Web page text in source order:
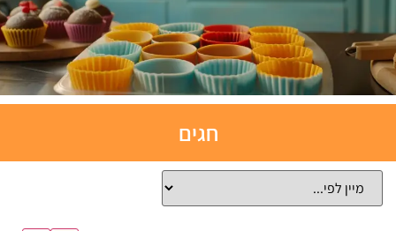
תבניות
אפייה
סיליקון
חגים